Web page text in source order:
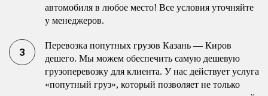
автомобиля в любое место! Все условия уточняйте
у менеджеров.
Перевозка попутных грузов Казань — Киров
дешего. Мы можем обеспечить самую дешевую
грузоперевозку для клиента. У нас действует услуга
«попутный груз», который позволяет не только